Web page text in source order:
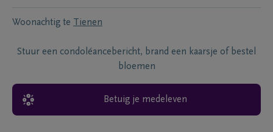
Woonachtig te Tienen
Stuur een condoléancebericht, brand een kaarsje of bestel
bloemen
Betuig je medeleven